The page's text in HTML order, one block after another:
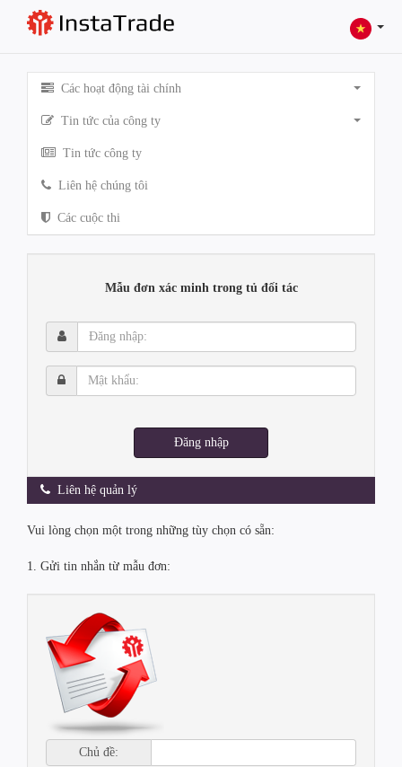
Các hoạt động tài chính
Tin tức của công ty
Tin tức công ty
Liên hệ chúng tôi
Các cuộc thi
Mẫu đơn xác minh trong tủ đối tác
Đăng
nhập:
Mật
khẩu:
Đăng nhập
Liên hệ quản lý
Vui lòng chọn một trong những tùy chọn có sẵn:
1. Gửi tin nhắn từ mẫu đơn:
Chủ đề: